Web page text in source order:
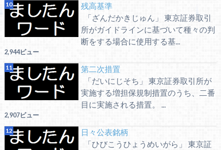
残高基準
「ざんだかきじゅん」 東京証券取引
所がガイドラインに基づいて種々の判
断をする場合に使用する基...
2,944ビュー
第二次措置
「だいにじそち」 東京証券取引所が
実施する増担保規制措置のうち、二番
目に実施される措置。 ...
2,907ビュー
日々公表銘柄
「ひびこうひょうめいがら」 東京証